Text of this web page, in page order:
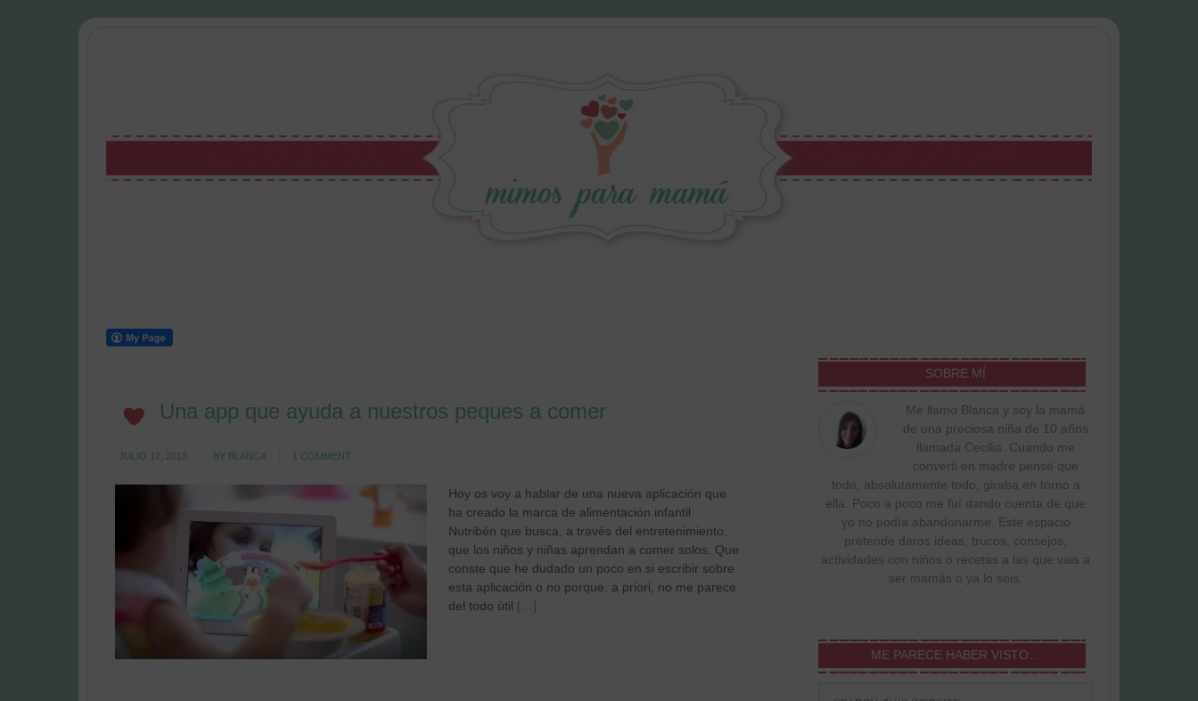
Una app que ayuda a nuestros peques a comer
JULIO 17, 2013 BY BLANCA 1 COMMENT
Hoy os voy a hablar de una nueva aplicación que
ha creado la marca de alimentación infantil
Nutribén que busca, a través del entretenimiento,
que los niños y niñas aprendan a comer solos. Que
conste que he dudado un poco en si escribir sobre
esta aplicación o no porque, a priori, no me parece
del todo útil […]
SOBRE MÍ
Me llamo Blanca y soy la mamá
de una preciosa niña de 10 años
llamada Cecilia. Cuando me
converti en madre pensé que
todo, absolutamente todo, giraba en torno a
ella. Poco a poco me fuí dando cuenta de que
yo no podía abandonarme. Este espacio
pretende daros ideas, trucos, consejos,
actividades con niños o recetas a las que vais a
ser mamás o ya lo sois.
ME PARECE HABER VISTO…